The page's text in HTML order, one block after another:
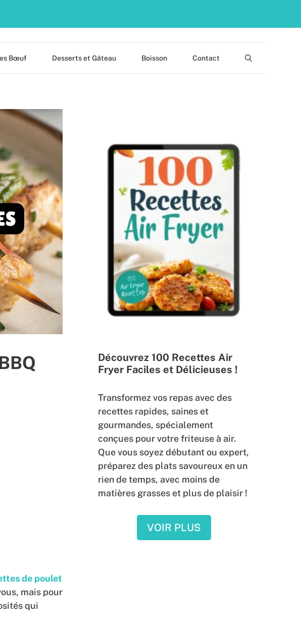
Bœuf Desserts et Gâteau Boisson Contact
de poulet
mais pour
qui
Découvrez 100 Recettes Air
Fryer Faciles et Délicieuses !
Transformez vos repas avec des
recettes rapides, saines et
gourmandes, spécialement
conçues pour votre friteuse à air.
Que vous soyez débutant ou expert,
préparez des plats savoureux en un
rien de temps, avec moins de
matières grasses et plus de plaisir !
VOIR PLUS